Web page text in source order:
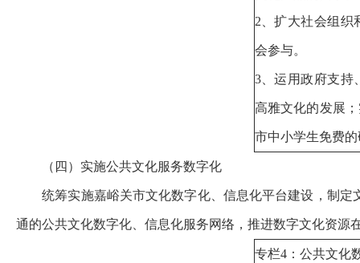
2、扩大社会组织
会参与。
3、运用政府支持
高雅文化的发展
市中小学生免费
（四）实施公共文化服务数字化
统筹实施嘉峪关市文化数字化、信息化平台建设，制
通的公共文化数字化、信息化服务网络，推进数字文化资源
专栏4：公共文化